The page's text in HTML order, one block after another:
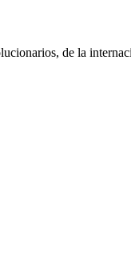
de la